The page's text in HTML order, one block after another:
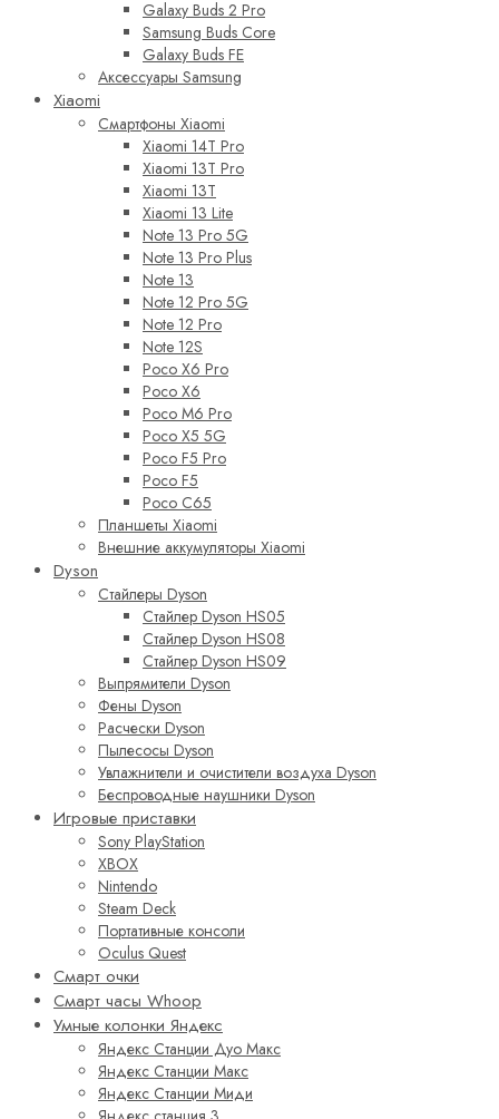
Galaxy Buds 2 Pro
Samsung Buds Core
Galaxy Buds FE
Аксессуары Samsung
Xiaomi
Смартфоны Xiaomi
Xiaomi 14T Pro
Xiaomi 13T Pro
Xiaomi 13T
Xiaomi 13 Lite
Note 13 Pro 5G
Note 13 Pro Plus
Note 13
Note 12 Pro 5G
Note 12 Pro
Note 12S
Poco X6 Pro
Poco X6
Poco M6 Pro
Poco X5 5G
Poco F5 Pro
Poco F5
Poco C65
Планшеты Xiaomi
Внешние аккумуляторы Xiaomi
Dyson
Стайлеры Dyson
Стайлер Dyson HS05
Стайлер Dyson HS08
Стайлер Dyson HS09
Выпрямители Dyson
Фены Dyson
Расчески Dyson
Пылесосы Dyson
Увлажнители и очистители воздуха Dyson
Беспроводные наушники Dyson
Игровые приставки
Sony PlayStation
XBOX
Nintendo
Steam Deck
Портативные консоли
Oculus Quest
Смарт очки
Смарт часы Whoop
Умные колонки Яндекс
Яндекс Станции Дуо Макс
Яндекс Станции Макс
Яндекс Станции Миди